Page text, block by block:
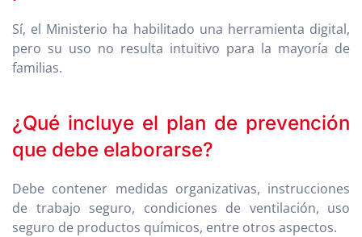
Sí, el Ministerio ha habilitado una herramienta digital,
pero su uso no resulta intuitivo para la mayoría de
familias.
¿Qué incluye el plan de prevención
que debe elaborarse?
Debe contener medidas organizativas, instrucciones
de trabajo seguro, condiciones de ventilación, uso
seguro de productos químicos, entre otros aspectos.